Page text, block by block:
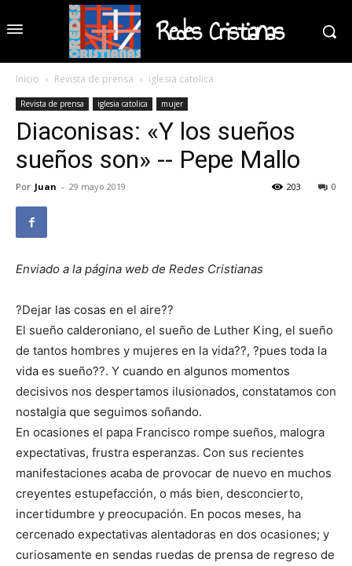
Redes Cristianas
Inicio Revista de prensa iglesia catolica
Revista de prensa iglesia catolica mujer
Diaconisas: «Y los sueños
sueños son» -- Pepe Mallo
Por Juan - 29 mayo 2019 0
203
Enviado a la página web de Redes Cristianas
?Dejar las cosas en el aire??
El sueño calderoniano, el sueño de Luther King, el sueño
de tantos hombres y mujeres en la vida??, ?pues toda la
vida es sueño??. Y cuando en algunos momentos
decisivos nos despertamos ilusionados, constatamos con
nostalgia que seguimos soñando.
En ocasiones el papa Francisco rompe sueños, malogra
expectativas, frustra esperanzas. Con sus recientes
manifestaciones acaba de provocar de nuevo en muchos
creyentes estupefacción, o más bien, desconcierto,
incertidumbre y preocupación. En pocos meses, ha
cercenado expectativas alentadoras en dos ocasiones; y
curiosamente en sendas ruedas de prensa de regreso de